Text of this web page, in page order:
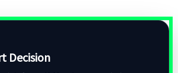
Decision